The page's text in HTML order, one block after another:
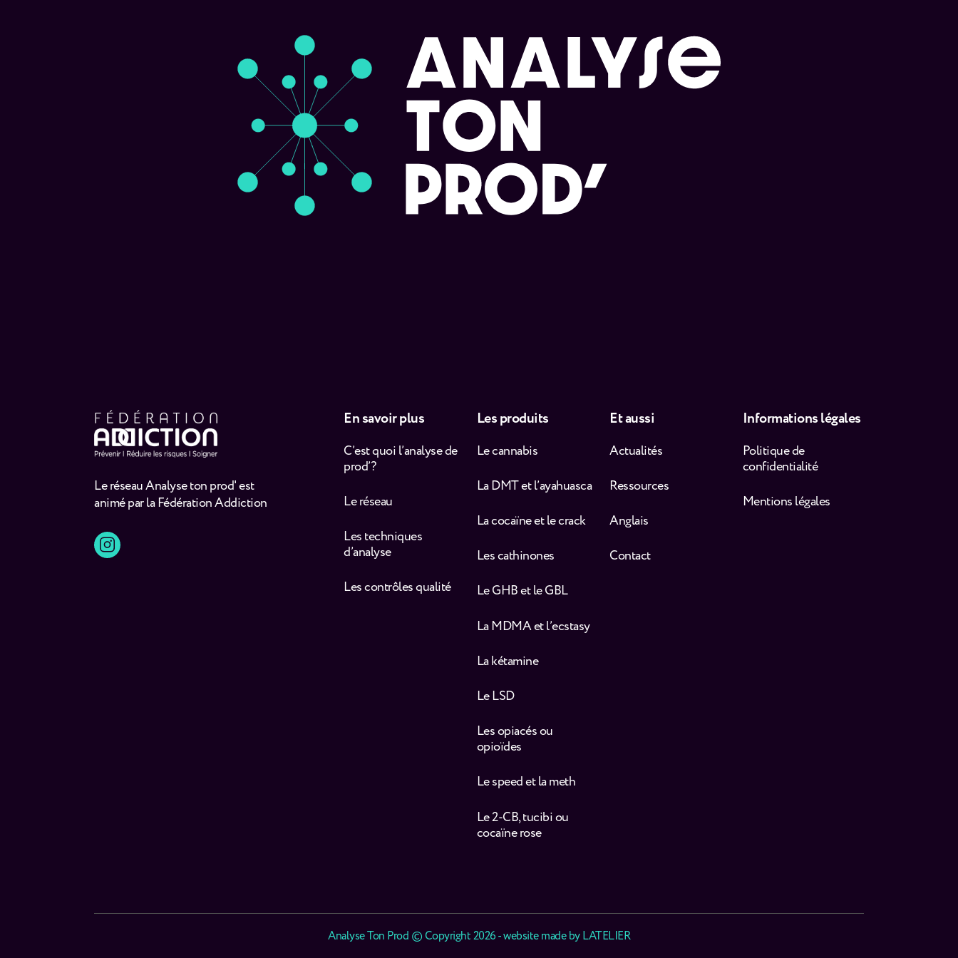
Le réseau Analyse ton prod' est
animé par la Fédération Addiction
En savoir plus
C’est quoi l’analyse de
prod’ ?
Le réseau
Les techniques
d’analyse
Les contrôles qualité
Les produits
Le cannabis
La DMT et l’ayahuasca
La cocaïne et le crack
Les cathinones
Le GHB et le GBL
La MDMA et l’ecstasy
La kétamine
Le LSD
Les opiacés ou
opioïdes
Le speed et la meth
Le 2-CB, tucibi ou
cocaïne rose
Et aussi
Actualités
Ressources
Anglais
Contact
Informations légales
Politique de
confidentialité
Mentions légales
Analyse Ton Prod © Copyright 2026 - website made byLATELIER